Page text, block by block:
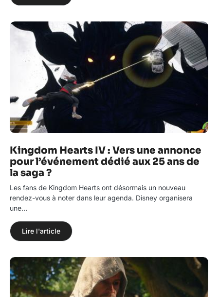
Kingdom Hearts IV : Vers une annonce
pour l’événement dédié aux 25 ans de
la saga ?
Les fans de Kingdom Hearts ont désormais un nouveau
rendez-vous à noter dans leur agenda. Disney organisera
une…
Lire l'article